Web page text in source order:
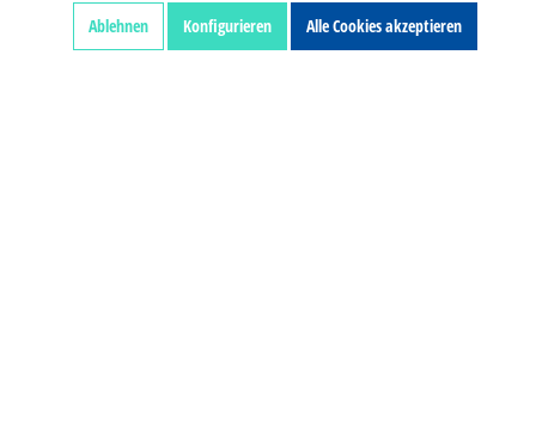
Datenschutz
Ablehnen Konfigurieren Alle Cookies akzeptieren